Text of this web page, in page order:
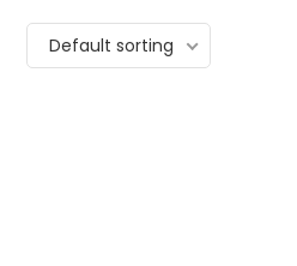
Default sorting